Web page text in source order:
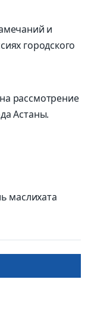
и
городского
рассмотрение
Астаны.
маслихата